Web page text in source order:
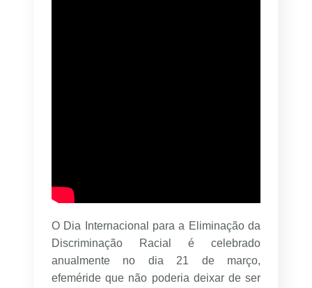
O Dia Internacional para a Eliminação da
Discriminação Racial é celebrado
anualmente no dia 21 de março,
efeméride que não poderia deixar de ser